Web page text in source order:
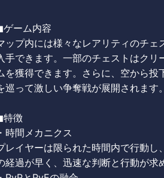
ーム内容
ップ内には様々なレアリティのチ
手できます。一部のチェストはク
を獲得できます。さらに、空から
巡って激しい争奪戦が展開されます。
特徴
・時間メカニクス
レイヤーは限られた時間内で行動
経過が早く、迅速な判断と行動が求